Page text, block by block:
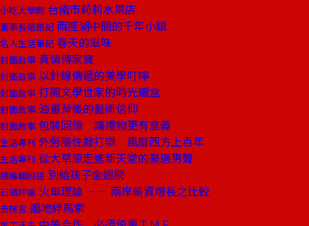
小吃大學問 台南市莉莉水果店
董事長嬉遊記 兩座湖中間的千年小鎮
名人生活筆記 春天的滋味
封面故事 真情傳家寶
封面故事 以針線傳遞的美學叮嚀
封面故事 打開文學世家的時光鐵盒
封面故事 油畫背後的藝術信仰
封面故事 包裝回憶 讓禮物更有意義
生活專刊 外勞隨性敲打樂 風靡西方上百年
生活專刊 從大草原走進新天堂的豪邁男聲
總編輯的話 別給孩子金翅膀
石頭評論 火車理論 —— 兩岸薪資增長之比較
去梯言 遍地絆馬索